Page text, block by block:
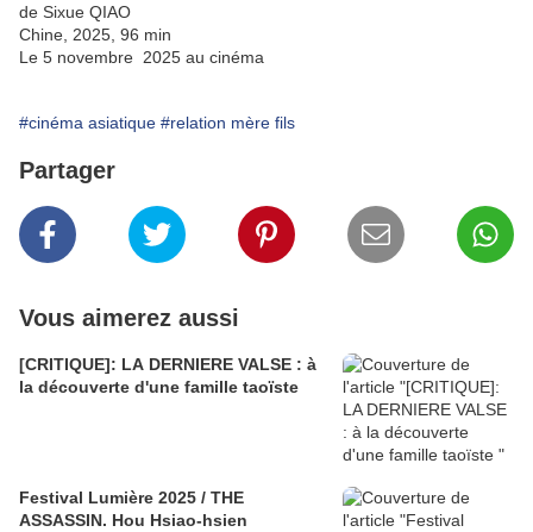
de Sixue QIAO
Chine, 2025, 96 min
Le 5 novembre 2025 au cinéma
#cinéma asiatique #relation mère fils
Partager
Vous aimerez aussi
[CRITIQUE]: LA DERNIERE VALSE : à
la découverte d'une famille taoïste
Festival Lumière 2025 / THE
ASSASSIN. Hou Hsiao-hsien